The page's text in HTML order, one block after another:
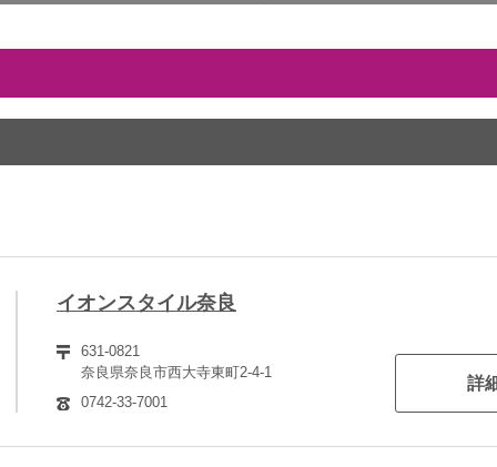
イオンスタイル奈良
631-0821
奈良県奈良市西大寺東町2-4-1
0742-33-7001
詳